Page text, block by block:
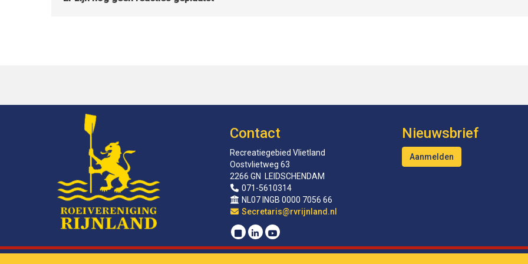
Contact
Recreatiegebied Vlietland
Oostvlietweg 63
2266 GN LEIDSCHENDAM
071-5610314
NL07 INGB 0000 7056 66
siraterceS@rvrijnland.nl
Nieuwsbrief
Aanmelden